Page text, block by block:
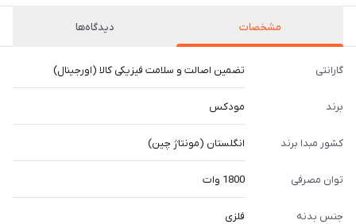
مشخصات دیدگاه‌ها
گارانتی تضمین اصالت و سلامت فیزیکی کالا (اورجینال)
برند مودکس
کشور مبدا برند انگلستان (مونتاژ چین)
توان مصرفی 1800 وات
جنس بدنه فلزی